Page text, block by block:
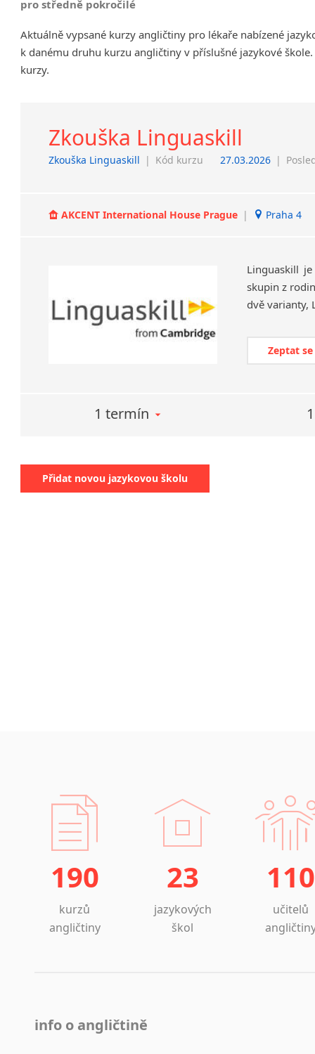
Děčín
Hodonín
Prostějov
Sedlčany
Tišnov
pro středně pokročilé
Aktuálně vypsané kurzy angličtiny pro lékaře nabízené
k danému druhu kurzu angličtiny v příslušné jazykové
kurzy.
Zkouška Linguaskill
Zkouška Linguaskill | Kód kurzu 27.03.2026 |
AKCENT International House Prague | Praha 4
Linguaskill
skupin z
dvě varianty,
Zeptat
1 termín
Přidat novou jazykovou školu
190
kurzů
angličtiny
23
jazykových
škol
110
učitelů
info o angličtině